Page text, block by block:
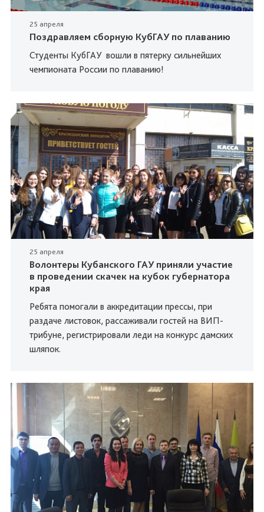
25 апреля
Поздравляем сборную КубГАУ по плаванию
Студенты КубГАУ вошли в пятерку сильнейших
чемпионата России по плаванию!
25 апреля
Волонтеры Кубанского ГАУ приняли участие
в проведении скачек на кубок губернатора
края
Ребята помогали в аккредитации прессы, при
раздаче листовок, рассаживали гостей на ВИП-
трибуне, регистрировали леди на конкурс дамских
шляпок.